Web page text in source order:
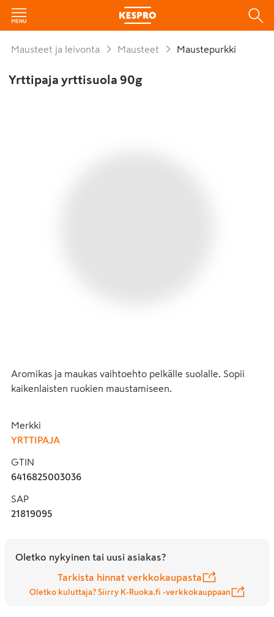
Mausteet ja leivonta Mausteet Maustepurkki
Yrttipaja yrttisuola 90g
Aromikas ja maukas vaihtoehto pelkälle suolalle. Sopii
kaikenlaisten ruokien maustamiseen.
Merkki
YRTTIPAJA
GTIN
6416825003036
SAP
21819095
Oletko nykyinen tai uusi asiakas?
Tarkista hinnat verkkokaupasta
Oletko kuluttaja? Siirry K-Ruoka.fi -verkkokauppaan